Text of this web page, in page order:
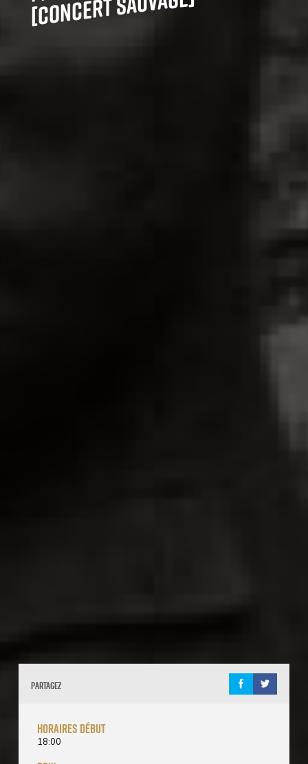
Partagez
horaires début
18:00